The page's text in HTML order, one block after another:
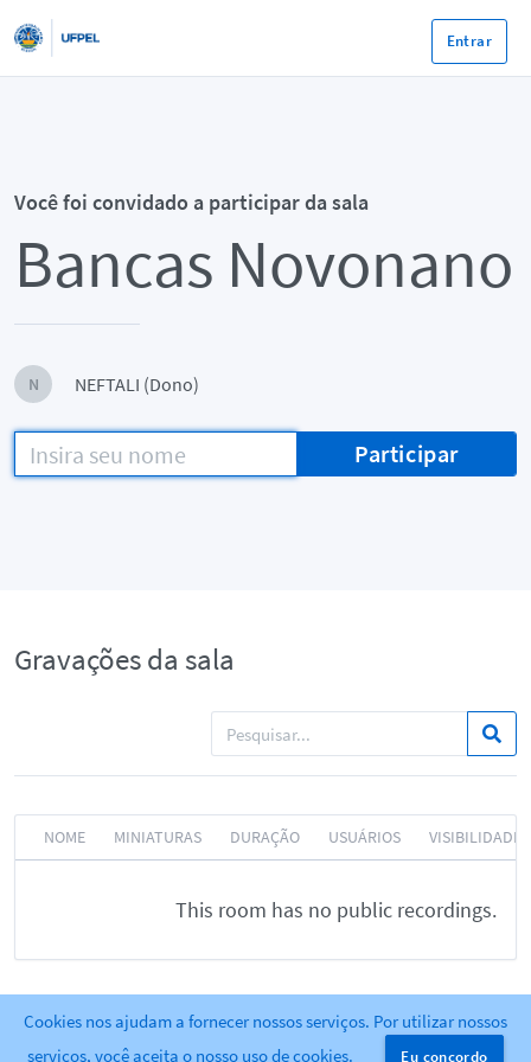
Entrar
Você foi convidado a participar da sala
Bancas Novonano
N NEFTALI (Dono)
Participar
Gravações da sala
NOME MINIATURAS DURAÇÃO USUÁRIOS VISIBILIDADE
This room has no public recordings.
Powered by Greenlight . release-2.9.1
Cookies nos ajudam a fornecer nossos serviços. Por utilizar nossos
serviços, você aceita o nosso uso de cookies.
Eu concordo